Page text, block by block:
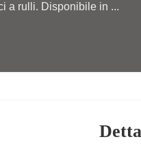
a rulli. Disponibile in ...